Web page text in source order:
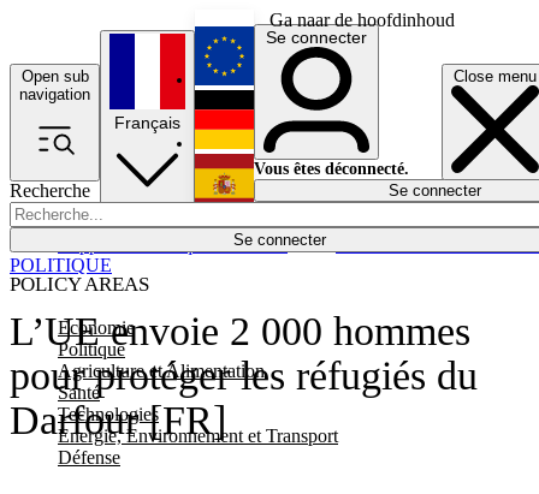
Ga naar de hoofdinhoud
Open sub
navigation
Close menu
Recherche
Se connecter
POLICY AREAS
Economie
Politique
Agriculture et Alimentation
Santé
Technologies
Energie, Environnement et Transport
Défense
Économie
Français
English
Deutsch
Español
Se connecter
Vous êtes déconnecté.
Se connecter
L’UE envoie 2 000 hommes
pour protéger les réfugiés du
Darfour [FR]
POLITIQUE